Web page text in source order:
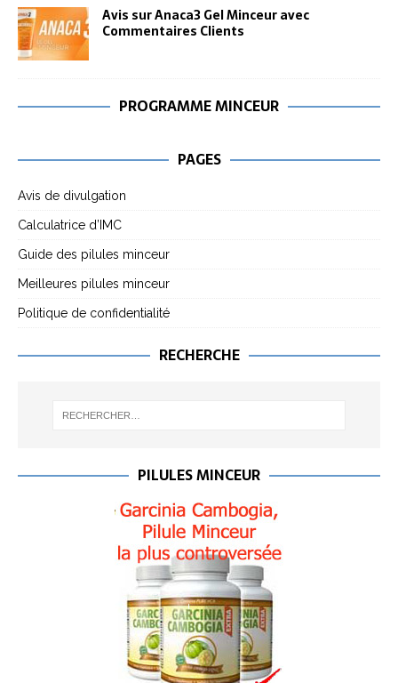
Avis sur Anaca3 Gel Minceur avec
Commentaires Clients
PROGRAMME MINCEUR
PAGES
Avis de divulgation
Calculatrice d’IMC
Guide des pilules minceur
Meilleures pilules minceur
Politique de confidentialité
RECHERCHE
PILULES MINCEUR